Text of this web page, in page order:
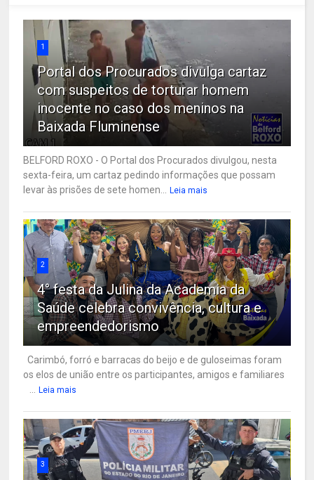
1
Portal dos Procurados divulga cartaz
com suspeitos de torturar homem
inocente no caso dos meninos na
Baixada Fluminense
BELFORD ROXO - O Portal dos Procurados divulgou, nesta
sexta-feira, um cartaz pedindo informações que possam
levar às prisões de sete homen... Leia mais
2
4° festa da Julina da Academia da
Saúde celebra convivência, cultura e
empreendedorismo
Carimbó, forró e barracas do beijo e de guloseimas foram
os elos de união entre os participantes, amigos e familiares
... Leia mais
3